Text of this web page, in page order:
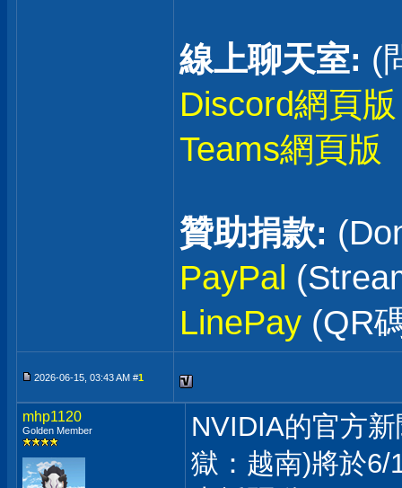
線上聊天室: (
Discord網頁版
Teams網頁版
贊助捐款:
PayPal
LinePay (QR
2026-06-15, 03:43 AM #1
mhp1120
Golden Member
NVIDIA的官方
獄：越南)將於6/